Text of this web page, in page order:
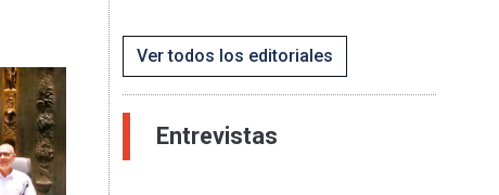
Ver todos los editoriales
Entrevistas